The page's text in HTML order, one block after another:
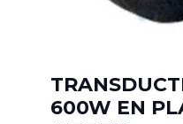
600W EN